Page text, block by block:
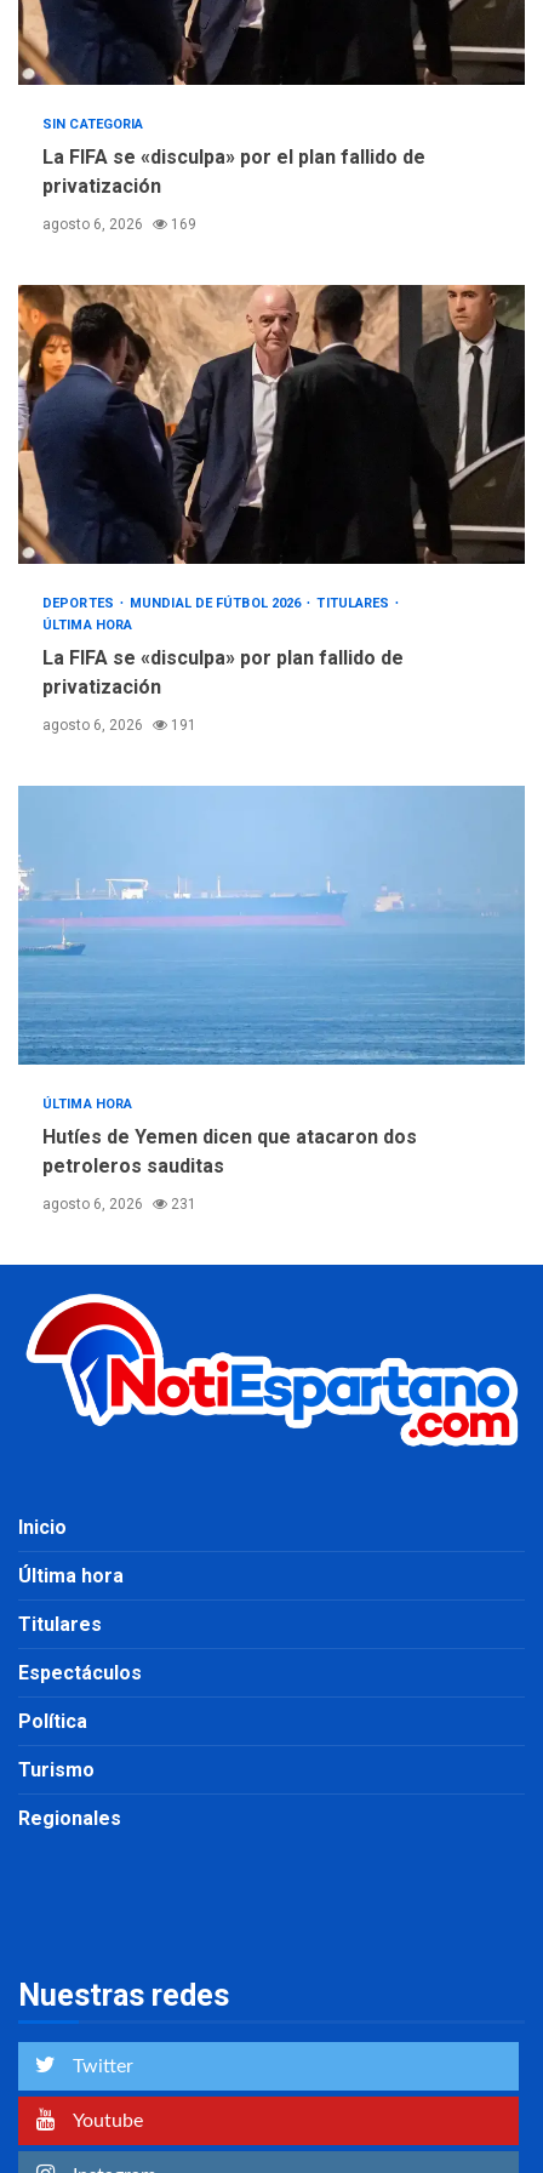
SIN CATEGORIA
La FIFA se «disculpa» por el plan fallido de
privatización
agosto 6, 2026 169
DEPORTES MUNDIAL DE FÚTBOL 2026
TITULARES
ÚLTIMA HORA
La FIFA se «disculpa» por plan fallido de
privatización
agosto 6, 2026 191
ÚLTIMA HORA
Hutíes de Yemen dicen que atacaron dos
petroleros sauditas
agosto 6, 2026 231
Inicio
Última hora
Titulares
Espectáculos
Política
Turismo
Regionales
Nuestras redes
Twitter
Youtube